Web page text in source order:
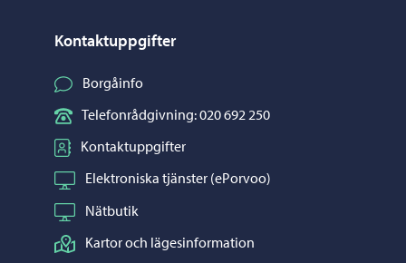
Kontaktuppgifter
Borgåinfo
Telefonrådgivning: 020 692 250
Kontaktuppgifter
Elektroniska tjänster (ePorvoo)
Nätbutik
Kartor och lägesinformation